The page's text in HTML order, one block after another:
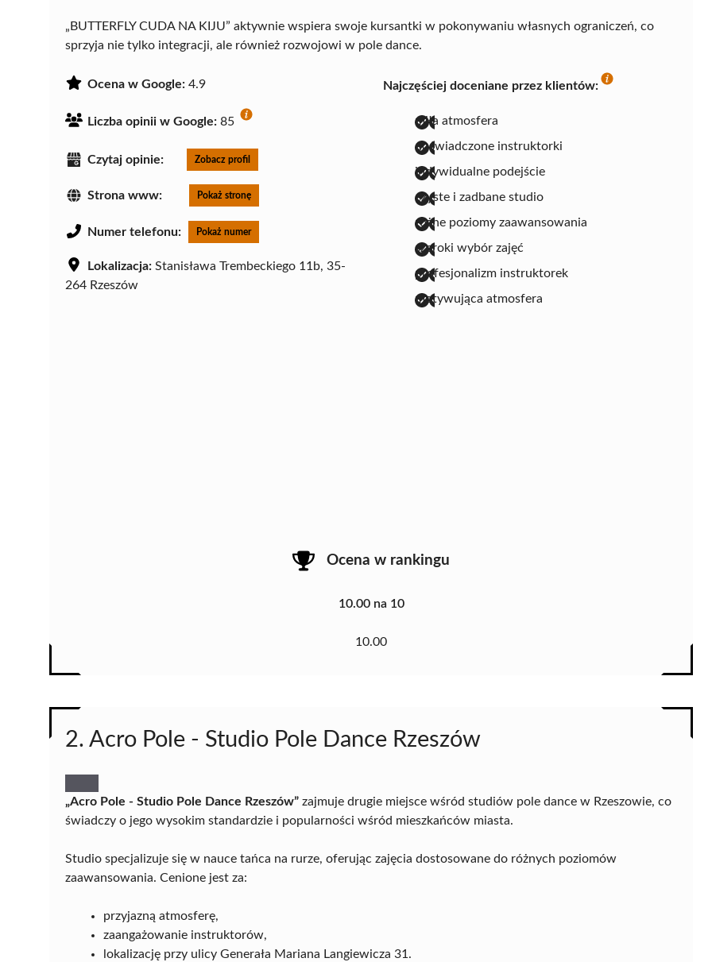
„BUTTERFLY CUDA NA KIJU” aktywnie wspiera swoje kursantki w pokonywaniu własnych ograniczeń, co
sprzyja nie tylko integracji, ale również rozwojowi w pole dance.
Ocena w Google: 4.9
Liczba opinii w Google: 85
Czytaj opinie: Zobacz profil
Strona www: Pokaż stronę
Numer telefonu: Pokaż numer
Lokalizacja: Stanisława Trembeckiego 11b, 35-
264 Rzeszów
Najczęściej doceniane przez klientów:
miła atmosfera
doświadczone instruktorki
indywidualne podejście
czyste i zadbane studio
różne poziomy zaawansowania
szeroki wybór zajęć
profesjonalizm instruktorek
motywująca atmosfera
Ocena w rankingu
10.00 na 10
10.00
2. Acro Pole - Studio Pole Dance Rzeszów
„Acro Pole - Studio Pole Dance Rzeszów” zajmuje drugie miejsce wśród studiów pole dance w Rzeszowie, co
świadczy o jego wysokim standardzie i popularności wśród mieszkańców miasta.
Studio specjalizuje się w nauce tańca na rurze, oferując zajęcia dostosowane do różnych poziomów
zaawansowania. Cenione jest za:
przyjazną atmosferę,
zaangażowanie instruktorów,
lokalizację przy ulicy Generała Mariana Langiewicza 31.